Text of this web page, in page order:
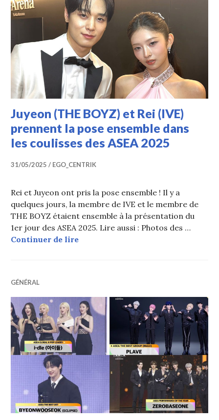
Juyeon (THE BOYZ) et Rei (IVE)
prennent la pose ensemble dans
les coulisses des ASEA 2025
31/05/2025 EGO_CENTRIK
Rei et Juyeon ont pris la pose ensemble ! Il y a
quelques jours, la membre de IVE et le membre de
THE BOYZ étaient ensemble à la présentation du
1er jour des ASEA 2025. Lire aussi : Photos des …
Continuer de lireJuyeon (THE BOYZ) et Rei (IVE)
GÉNÉRAL